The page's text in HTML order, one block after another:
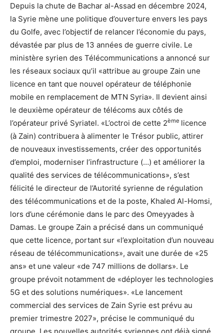
Depuis la chute de Bachar al-Assad en décembre 2024,
la Syrie mène une politique d’ouverture envers les pays
du Golfe, avec l’objectif de relancer l’économie du pays,
dévastée par plus de 13 années de guerre civile. Le
ministère syrien des Télécommunications a annoncé sur
les réseaux sociaux qu’il «attribue au groupe Zain une
licence en tant que nouvel opérateur de téléphonie
mobile en remplacement de MTN Syria». Il devient ainsi
le deuxième opérateur de télécoms aux côtés de
l’opérateur privé Syriatel. «L’octroi de cette 2ème licence
(à Zain) contribuera à alimenter le Trésor public, attirer
de nouveaux investissements, créer des opportunités
d’emploi, moderniser l’infrastructure (…) et améliorer la
qualité des services de télécommunications», s’est
félicité le directeur de l’Autorité syrienne de régulation
des télécommunications et de la poste, Khaled Al-Homsi,
lors d’une cérémonie dans le parc des Omeyyades à
Damas. Le groupe Zain a précisé dans un communiqué
que cette licence, portant sur «l’exploitation d’un nouveau
réseau de télécommunications», avait une durée de «25
ans» et une valeur «de 747 millions de dollars». Le
groupe prévoit notamment de «déployer les technologies
5G et des solutions numériques». «Le lancement
commercial des services de Zain Syrie est prévu au
premier trimestre 2027», précise le communiqué du